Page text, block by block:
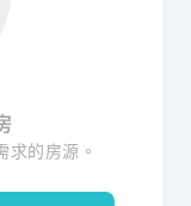
求的房源。